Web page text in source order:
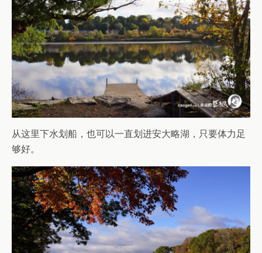
从这里下水划船，也可以一直划进安大略湖，只要体力足
够好。